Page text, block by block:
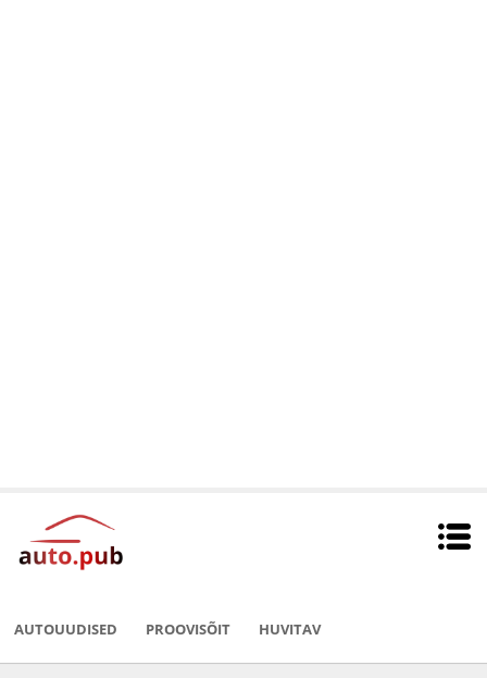
AUTOUUDISED PROOVISÕIT HUVITAV